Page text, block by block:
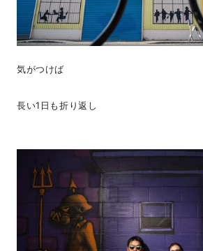
気がつけば
長い1日も折り返し